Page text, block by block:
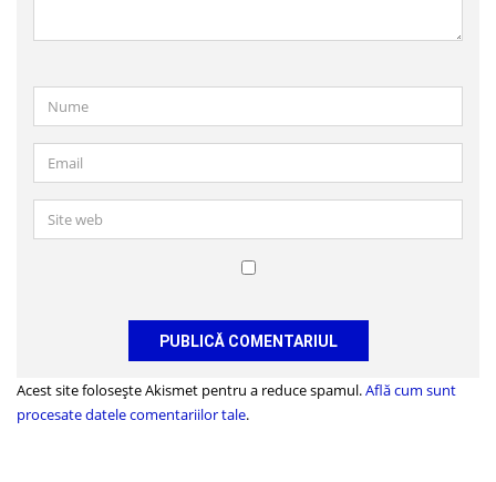
Nume
Email
Site
web
și
site-
Acest site folosește Akismet pentru a reduce spamul.Află cum sunt
procesate datele comentariilor tale.